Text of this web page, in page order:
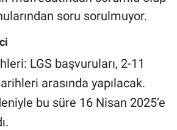
soru sorulmuyor.
LGS başvuruları, 2-11
arasında yapılacak.
bu süre 16 Nisan 2025’e